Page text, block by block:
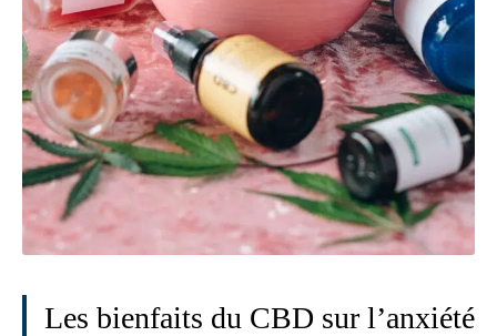
Les bienfaits du CBD sur l’anxiété